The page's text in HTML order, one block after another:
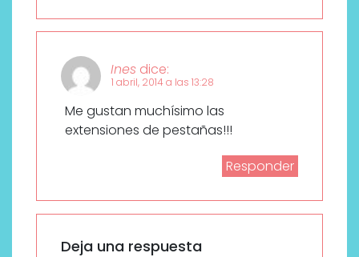
Ines dice:
1 abril, 2014 a las 13:28
Me gustan muchísimo las
extensiones de pestañas!!!
Responder
Deja una respuesta